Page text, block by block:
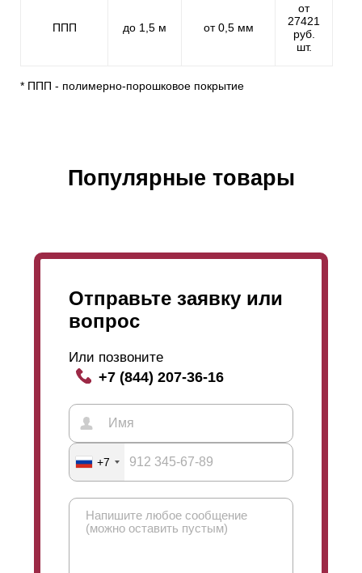
ППП до 1,5 м от 0,5 мм
от
27421
руб.
шт.
* ППП - полимерно-порошковое покрытие
Популярные товары
Отправьте заявку или
вопрос
Или позвоните
+7 (844) 207-36-16
+7